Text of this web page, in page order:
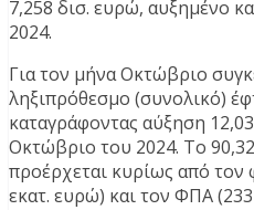
7,258 δισ. ευρώ, αυξημένο
2024.
Για τον μήνα Οκτώβριο
ληξιπρόθεσμο (συνολικό)
καταγράφοντας αύξηση
Οκτώβριο του 2024. Το
προέρχεται κυρίως από τον
εκατ. ευρώ) και τον ΦΠΑ